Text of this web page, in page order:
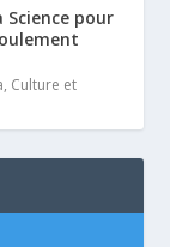
Science pour
, Culture et